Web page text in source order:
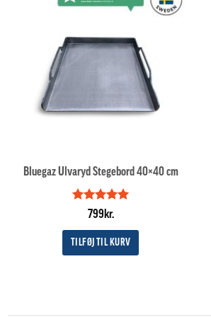
Bluegaz Ulvaryd Stegebord 40×40 cm
Vurderet
799kr.
TILFØJ TIL KURV